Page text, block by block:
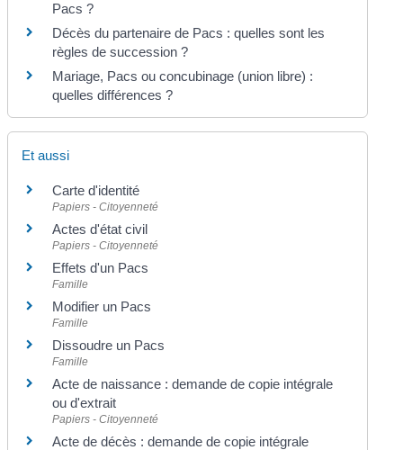
Pacs ?
Décès du partenaire de Pacs : quelles sont les
règles de succession ?
Mariage, Pacs ou concubinage (union libre) :
quelles différences ?
Et aussi
Carte d'identité
Papiers - Citoyenneté
Actes d'état civil
Papiers - Citoyenneté
Effets d'un Pacs
Famille
Modifier un Pacs
Famille
Dissoudre un Pacs
Famille
Acte de naissance : demande de copie intégrale
ou d'extrait
Papiers - Citoyenneté
Acte de décès : demande de copie intégrale